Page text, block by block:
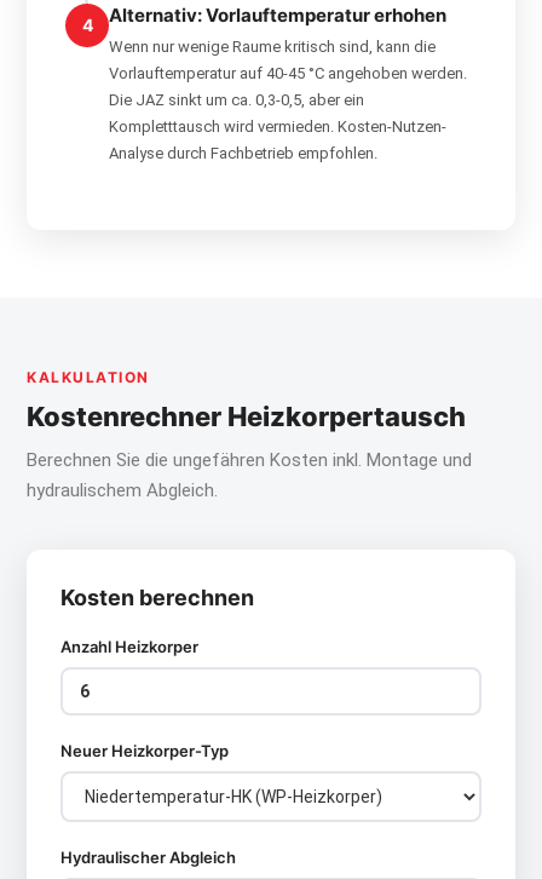
4 Alternativ: Vorlauftemperatur erhohen
Wenn nur wenige Raume kritisch sind, kann die
Vorlauftemperatur auf 40-45 °C angehoben werden.
Die JAZ sinkt um ca. 0,3-0,5, aber ein
Kompletttausch wird vermieden. Kosten-Nutzen-
Analyse durch Fachbetrieb empfohlen.
KALKULATION
Kostenrechner Heizkorpertausch
Berechnen Sie die ungefähren Kosten inkl. Montage und
hydraulischem Abgleich.
Kosten berechnen
Anzahl Heizkorper
Neuer Heizkorper-Typ
Hydraulischer Abgleich